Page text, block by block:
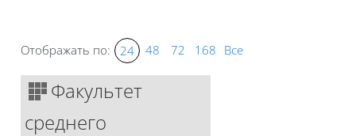
Отображать по: 24 48 72 168 Все
Факультет
среднего